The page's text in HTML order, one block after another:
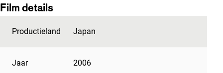
Film details
Productieland Japan
Jaar 2006